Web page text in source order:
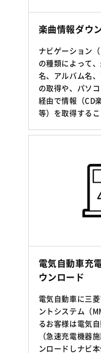
楽曲情報ダウ
ナビゲーション
の種類によって
名、アルバム名
の取得や、パソ
経由で情報（CD
等）を取得するこ
電気自動車充
ウンロード
電気自動車に三
ントシステム（
るお客様は電気
（急速充電機器
ンロードしナビ